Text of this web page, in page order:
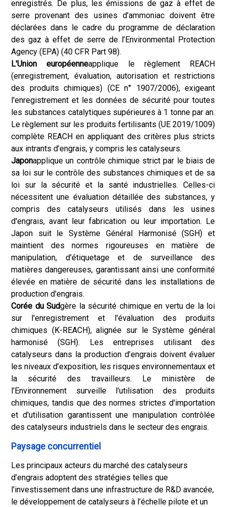
enregistrés. De plus, les émissions de gaz à effet de
serre provenant des usines d’ammoniac doivent être
déclarées dans le cadre du programme de déclaration
des gaz à effet de serre de l’Environmental Protection
Agency (EPA) (40 CFR Part 98).
L'Union européenneapplique le règlement REACH
(enregistrement, évaluation, autorisation et restrictions
des produits chimiques) (CE n° 1907/2006), exigeant
l'enregistrement et les données de sécurité pour toutes
les substances catalytiques supérieures à 1 tonne par an.
Le règlement sur les produits fertilisants (UE 2019/1009)
complète REACH en appliquant des critères plus stricts
aux intrants d’engrais, y compris les catalyseurs.
Japonapplique un contrôle chimique strict par le biais de
sa loi sur le contrôle des substances chimiques et de sa
loi sur la sécurité et la santé industrielles. Celles-ci
nécessitent une évaluation détaillée des substances, y
compris des catalyseurs utilisés dans les usines
d'engrais, avant leur fabrication ou leur importation. Le
Japon suit le Système Général Harmonisé (SGH) et
maintient des normes rigoureuses en matière de
manipulation, d'étiquetage et de surveillance des
matières dangereuses, garantissant ainsi une conformité
élevée en matière de sécurité dans les installations de
production d'engrais.
Corée du Sudgère la sécurité chimique en vertu de la loi
sur l'enregistrement et l'évaluation des produits
chimiques (K-REACH), alignée sur le Système général
harmonisé (SGH). Les entreprises utilisant des
catalyseurs dans la production d’engrais doivent évaluer
les niveaux d’exposition, les risques environnementaux et
la sécurité des travailleurs. Le ministère de
l'Environnement surveille l'utilisation des produits
chimiques, tandis que des normes strictes d'importation
et d'utilisation garantissent une manipulation contrôlée
des catalyseurs industriels dans le secteur des engrais.
Paysage concurrentiel
Les principaux acteurs du marché des catalyseurs
d’engrais adoptent des stratégies telles que
l’investissement dans une infrastructure de R&D avancée,
le développement de catalyseurs à l’échelle pilote et un